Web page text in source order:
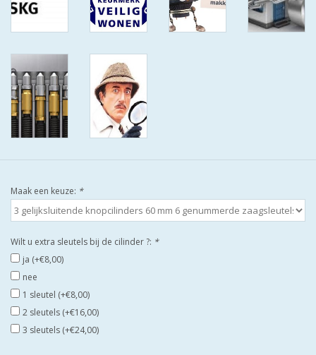
TELEFOON OF CLICKER WIFI
KIJK EENS ROND LEUKE
AANBIEDINGEN
DEURSCHILDEN VOOR
BUITEN
Maak een keuze: *
Wilt u extra sleutels bij de cilinder ?: *
ja (+€8,00)
nee
1 sleutel (+€8,00)
2 sleutels (+€16,00)
3 sleutels (+€24,00)